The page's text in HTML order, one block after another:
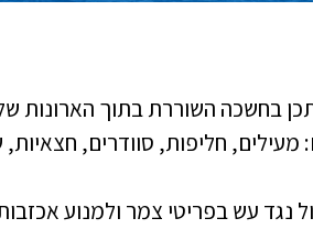
בחשכה השוררת בתוך הארונות
מעילים, חליפות, סוודרים,
נגד עש בפריטי צמר ולמנוע